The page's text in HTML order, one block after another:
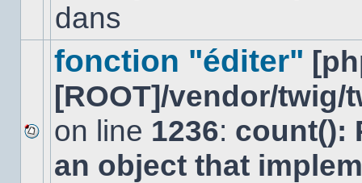
dans
sujet.
dans
Aucun
nouveau
message
fonction "éditer"
[ROOT]/vendor/
on line 1236: count():
an object that